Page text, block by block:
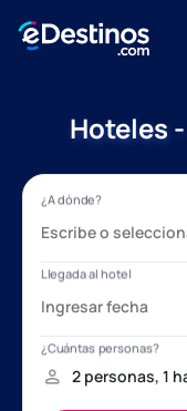
Hoteles